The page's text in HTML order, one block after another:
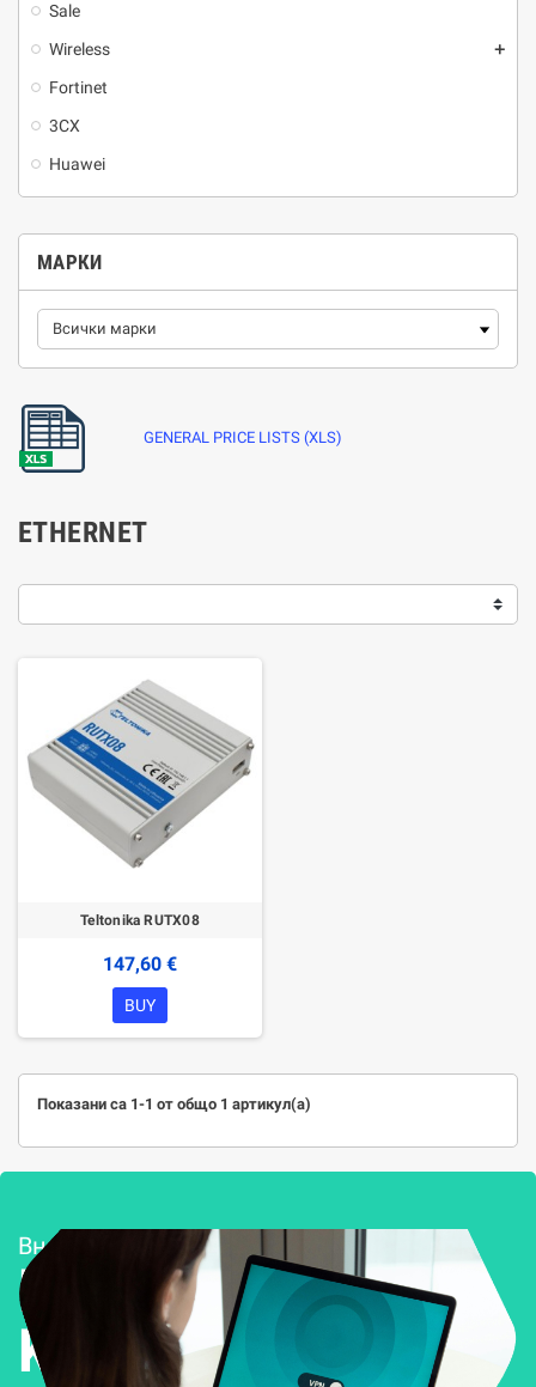
Sale
Wireless
add
Fortinet
3CX
Huawei
МАРКИ
GENERAL PRICE LISTS (XLS)
ETHERNET
Teltonika RUTX08
147,60 €
BUY
Показани са 1-1 от общо 1 артикул(а)
Внедряване и поддръжка
Решения за
Kиберсигурност